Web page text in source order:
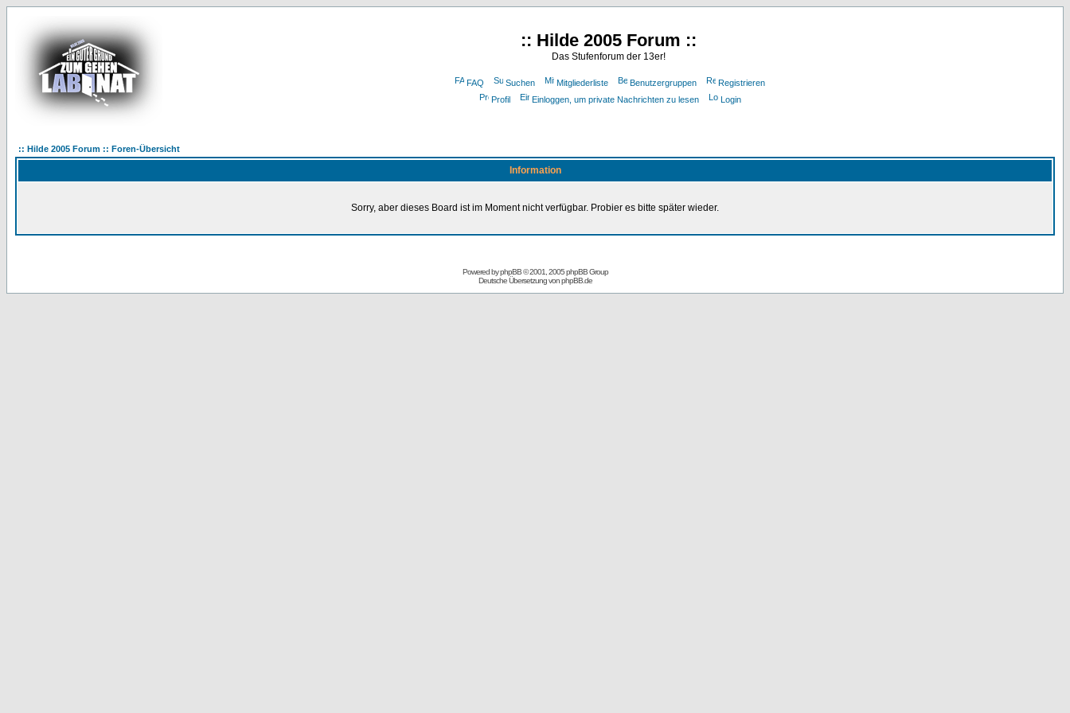
:: Hilde 2005 Forum ::
Das Stufenforum der 13er!
FAQ Suchen Mitgliederliste Benutzergruppen
Registrieren
Profil
Einloggen, um private Nachrichten zu lesen Login
:: Hilde 2005 Forum :: Foren-Übersicht
Information
Sorry, aber dieses Board ist im Moment nicht verfügbar. Probier es bitte später wieder.
Powered byphpBB© 2001, 2005 phpBB Group
Deutsche Übersetzung vonphpBB.de